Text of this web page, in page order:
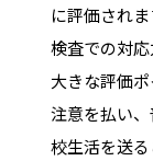
に評価され
検査での対
大きな評価
注意を払い
校生活を送る